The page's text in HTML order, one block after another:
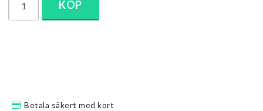
KÖP
Betala säkert med kort